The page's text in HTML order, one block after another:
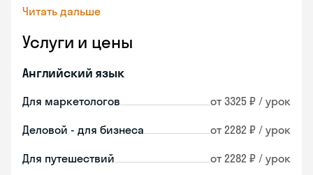
Читать дальше
Услуги и цены
Английский язык
Для маркетологов от 3325 ₽ / урок
Деловой - для бизнеса от 2282 ₽ / урок
Для путешествий от 2282 ₽ / урок